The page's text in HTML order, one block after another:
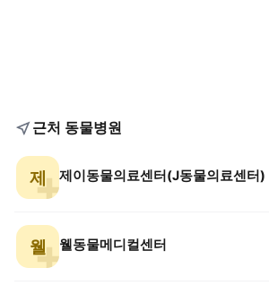
근처 동물병원
제 제이동물의료센터(J동물의료센터)
웰 웰동물메디컬센터